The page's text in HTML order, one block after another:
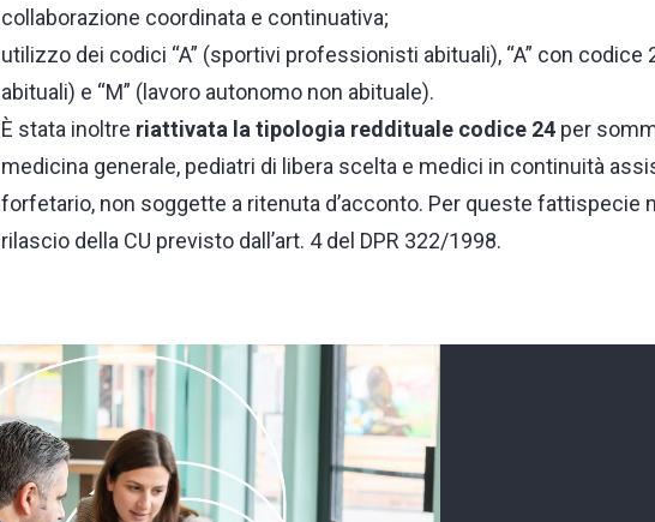
collaborazione coordinata e continuativa;
utilizzo dei codici “A” (sportivi professionisti abituali), “A” con
abituali) e “M” (lavoro autonomo non abituale).
È stata inoltre riattivata la tipologia reddituale codice 24per
medicina generale, pediatri di libera scelta e medici in continuità
forfetario, non soggette a ritenuta d’acconto. Per queste fattispecie
rilascio della CU previsto dall’art. 4 del DPR 322/1998.